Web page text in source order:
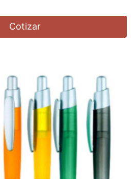
Cotizar